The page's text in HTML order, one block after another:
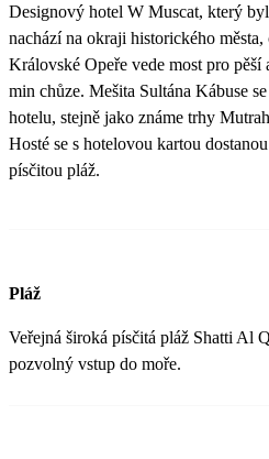
Designový hotel W Muscat, který
nachází na okraji historického
Královské Opeře vede most pro pěší
min chůze. Mešita Sultána Kábuse
hotelu, stejně jako známe trhy
Hosté se s hotelovou kartou
písčitou pláž.
Pláž
Veřejná široká písčitá pláž Shatti Al
pozvolný vstup do moře.